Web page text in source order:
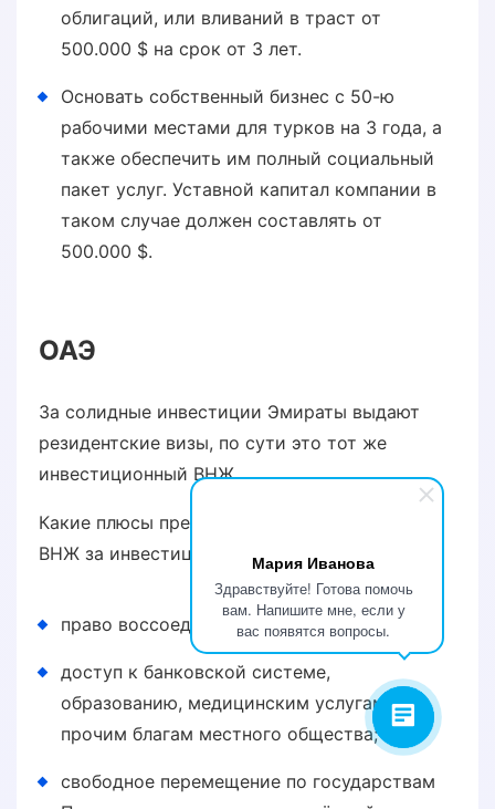
Мария Иванова
Здравствуйте! Готова помочь
вам. Напишите мне, если у
вас появятся вопросы.
облигаций, или вливаний в траст от
500.000 $ на срок от 3 лет.
Основать собственный бизнес с 50-ю
рабочими местами для турков на 3 года, а
также обеспечить им полный социальный
пакет услуг. Уставной капитал компании в
таком случае должен составлять от
500.000 $.
ОАЭ
За солидные инвестиции Эмираты выдают
резидентские визы, по сути это тот же
инвестиционный ВНЖ.
Какие плюсы предусматривает получение
ВНЖ за инвестиции в ОАЭ:
право воссоединиться с семьёй;
доступ к банковской системе,
образованию, медицинским услугам и
прочим благам местного общества;
свободное перемещение по государствам